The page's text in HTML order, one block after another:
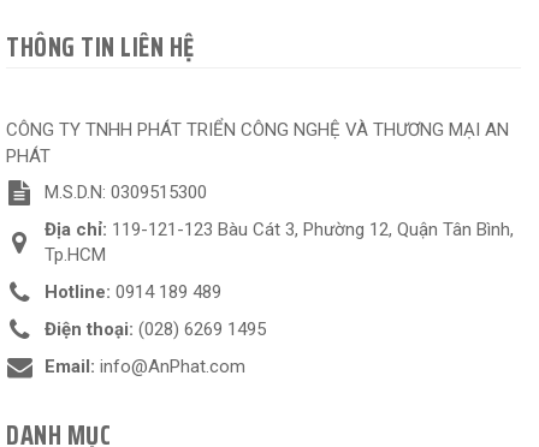
THÔNG TIN LIÊN HỆ
CÔNG TY TNHH PHÁT TRIỂN CÔNG NGHỆ VÀ THƯƠNG MẠI AN
PHÁT
M.S.D.N: 0309515300
Địa chỉ: 119-121-123 Bàu Cát 3, Phường 12, Quận Tân Bình,
Tp.HCM
Hotline: 0914 189 489
Điện thoại: (028) 6269 1495
Email: info@AnPhat.com
DANH MỤC